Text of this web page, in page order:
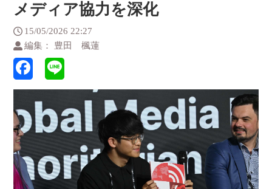
メディア協力を深化
15/05/2026 22:27
編集： 豊田 楓蓮